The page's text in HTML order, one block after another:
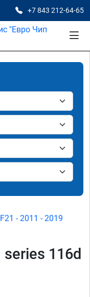
+7 843 212-64-65
- 2011 - 2019
116d